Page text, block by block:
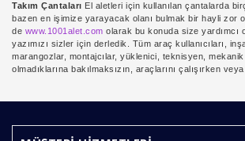
Takım Çantaları El aletleri için kullanılan çantalarda
bazen en işimize yarayacak olanı bulmak bir hayli zor
de www.1001alet.com olarak bu konuda size yardımcı
yazımızı sizler için derledik. Tüm araç kullanıcıları,
marangozlar, montajcılar, yüklenici, teknisyen,
olmadıklarına bakılmaksızın, araçlarını çalışırken